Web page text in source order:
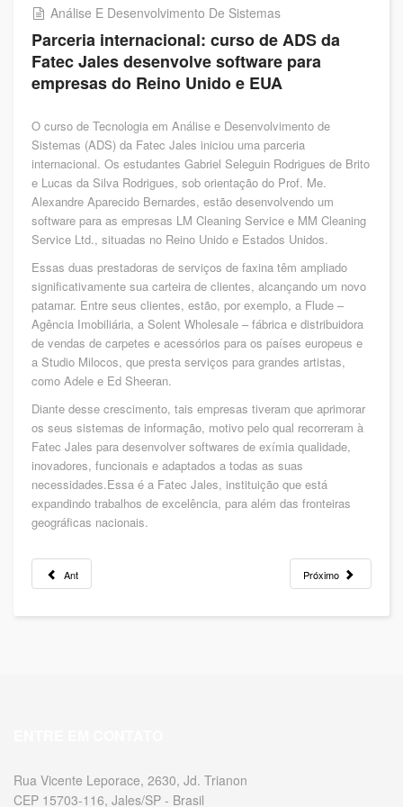
Análise E Desenvolvimento De Sistemas
Parceria internacional: curso de ADS da
Fatec Jales desenvolve software para
empresas do Reino Unido e EUA
O curso de Tecnologia em Análise e Desenvolvimento de
Sistemas (ADS) da Fatec Jales iniciou uma parceria
internacional. Os estudantes Gabriel Seleguin Rodrigues de Brito
e Lucas da Silva Rodrigues, sob orientação do Prof. Me.
Alexandre Aparecido Bernardes, estão desenvolvendo um
software para as empresas LM Cleaning Service e MM Cleaning
Service Ltd., situadas no Reino Unido e Estados Unidos.
Essas duas prestadoras de serviços de faxina têm ampliado
significativamente sua carteira de clientes, alcançando um novo
patamar. Entre seus clientes, estão, por exemplo, a Flude –
Agência Imobiliária, a Solent Wholesale – fábrica e distribuidora
de vendas de carpetes e acessórios para os países europeus e
a Studio Milocos, que presta serviços para grandes artistas,
como Adele e Ed Sheeran.
Diante desse crescimento, tais empresas tiveram que aprimorar
os seus sistemas de informação, motivo pelo qual recorreram à
Fatec Jales para desenvolver softwares de exímia qualidade,
inovadores, funcionais e adaptados a todas as suas
necessidades.Essa é a Fatec Jales, instituição que está
expandindo trabalhos de excelência, para além das fronteiras
geográficas nacionais.
Ant Próximo
Rua Vicente Leporace, 2630, Jd. Trianon
CEP 15703-116, Jales/SP - Brasil